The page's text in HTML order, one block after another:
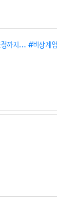
까지... #비상계엄